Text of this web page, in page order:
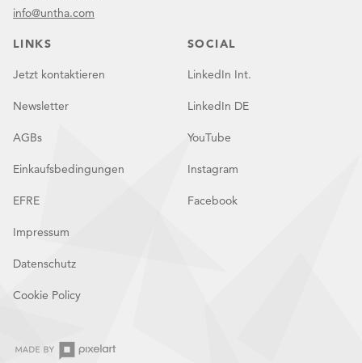
info@untha.com
LINKS
Jetzt kontaktieren
Newsletter
AGBs
Einkaufsbedingungen
EFRE
Impressum
Datenschutz
Cookie Policy
SOCIAL
LinkedIn Int.
LinkedIn DE
YouTube
Instagram
Facebook